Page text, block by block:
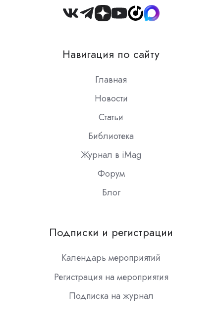
Join
Slack
Навигация по сайту
Главная
Новости
Статьи
Библиотека
Журнал в iMag
Форум
Блог
Подписки и регистрации
Календарь мероприятий
Регистрация на мероприятия
Подписка на журнал